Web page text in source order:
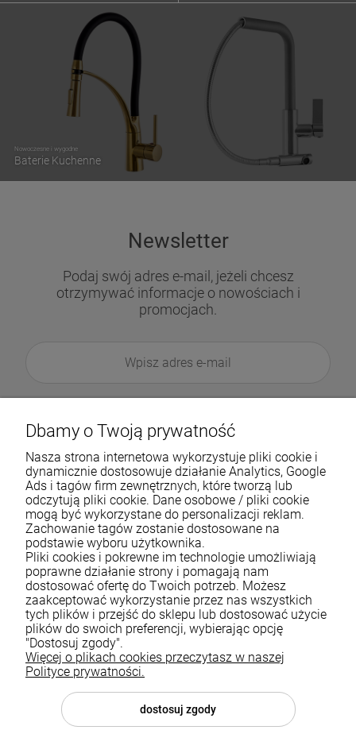
Nowoczesne i wygodne
Baterie Kuchenne
Newsletter
Podaj swój adres e-mail, jeżeli chcesz
otrzymywać informacje o nowościach i
promocjach.
Pomoc
Moje konto
Płatności i dostawa
Informacje
Dbamy o Twoją prywatność
Nasza strona internetowa wykorzystuje pliki cookie i
dynamicznie dostosowuje działanie Analytics, Google
Ads i tagów firm zewnętrznych, które tworzą lub
odczytują pliki cookie. Dane osobowe / pliki cookie
mogą być wykorzystane do personalizacji reklam.
Zachowanie tagów zostanie dostosowane na
podstawie wyboru użytkownika.
Pliki cookies i pokrewne im technologie umożliwiają
poprawne działanie strony i pomagają nam
dostosować ofertę do Twoich potrzeb. Możesz
zaakceptować wykorzystanie przez nas wszystkich
tych plików i przejść do sklepu lub dostosować użycie
plików do swoich preferencji, wybierając opcję
"Dostosuj zgody".
Więcej o plikach cookies przeczytasz w naszej
Polityce prywatności.
dostosuj zgody